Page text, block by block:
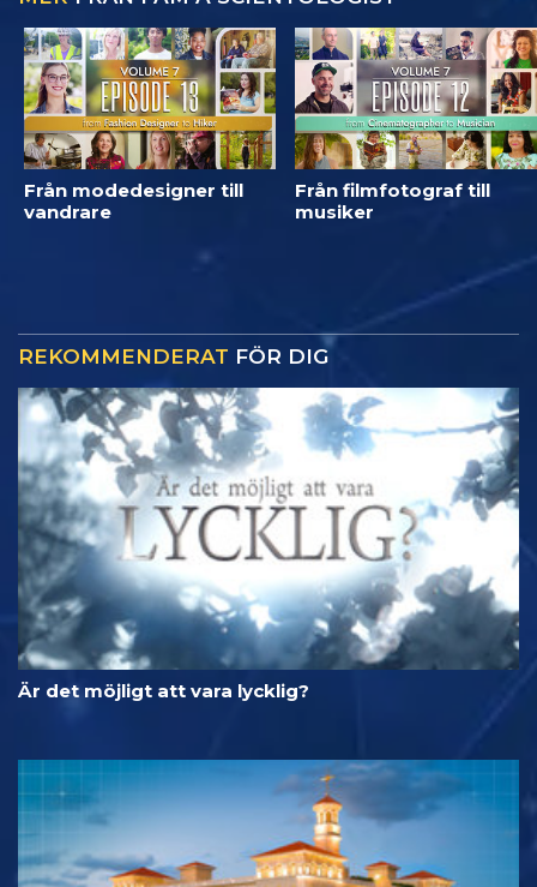
Från modedesigner till
vandrare
Från filmfotograf till
musiker
REKOMMENDERAT FÖR DIG
Är det möjligt att vara lycklig?